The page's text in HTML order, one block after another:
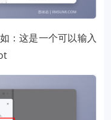
：这是一个可以输入